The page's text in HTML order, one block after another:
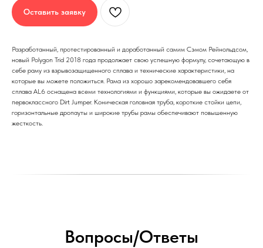
Оставить заявку
Разработанный, протестированный и доработанный самим Сэмом Рейнольдсом,
новый Polygon Trid 2018 года продолжает свою успешную формулу, сочетающую в
себе раму из взрывозащищенного сплава и технические характеристики, на
которые вы можете положиться. Рама из хорошо зарекомендовавшего себя
сплава AL6 оснащена всеми технологиями и функциями, которые вы ожидаете от
первоклассного Dirt Jumper. Коническая головная труба, короткие стойки цепи,
горизонтальные дропауты и широкие трубы рамы обеспечивают повышенную
жесткость.
Вопросы/Ответы